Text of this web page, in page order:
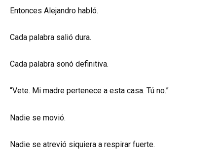
Entonces Alejandro habló.
Cada palabra salió dura.
Cada palabra sonó definitiva.
“Vete. Mi madre pertenece a esta casa. Tú no.”
Nadie se movió.
Nadie se atrevió siquiera a respirar fuerte.